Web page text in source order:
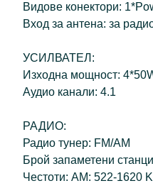
Видове конектори:
Вход за антена: за
УСИЛВАТЕЛ:
Изходна мощност:
Аудио канали: 4.1
РАДИО:
Радио тунер: FM/AM
Брой запаметени
Честоти: AM: 522-1620